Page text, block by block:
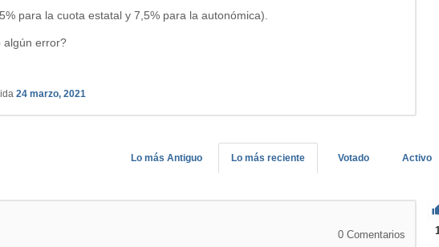
para la cuota estatal y 7,5% para la autonómica).
algún error?
24 marzo, 2021
Activo
Votado
Lo más reciente
Lo más Antiguo
0 Comentarios